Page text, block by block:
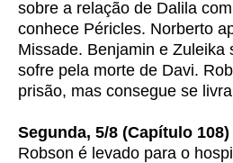
sobre a relação de Dalila
conhece Péricles. Norberto
Missade. Benjamin e Zuleika
sofre pela morte de Davi.
prisão, mas consegue se
Segunda, 5/8 (Capítulo 108)
Robson é levado para o